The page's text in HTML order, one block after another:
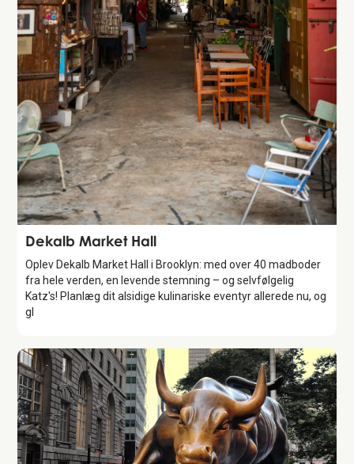
Attraction
Dekalb Market Hall
Oplev Dekalb Market Hall i Brooklyn: med over 40 madboder
fra hele verden, en levende stemning – og selvfølgelig
Katz's! Planlæg dit alsidige kulinariske eventyr allerede nu, og
gl